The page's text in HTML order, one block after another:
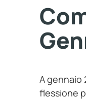
A gennaio
flessione